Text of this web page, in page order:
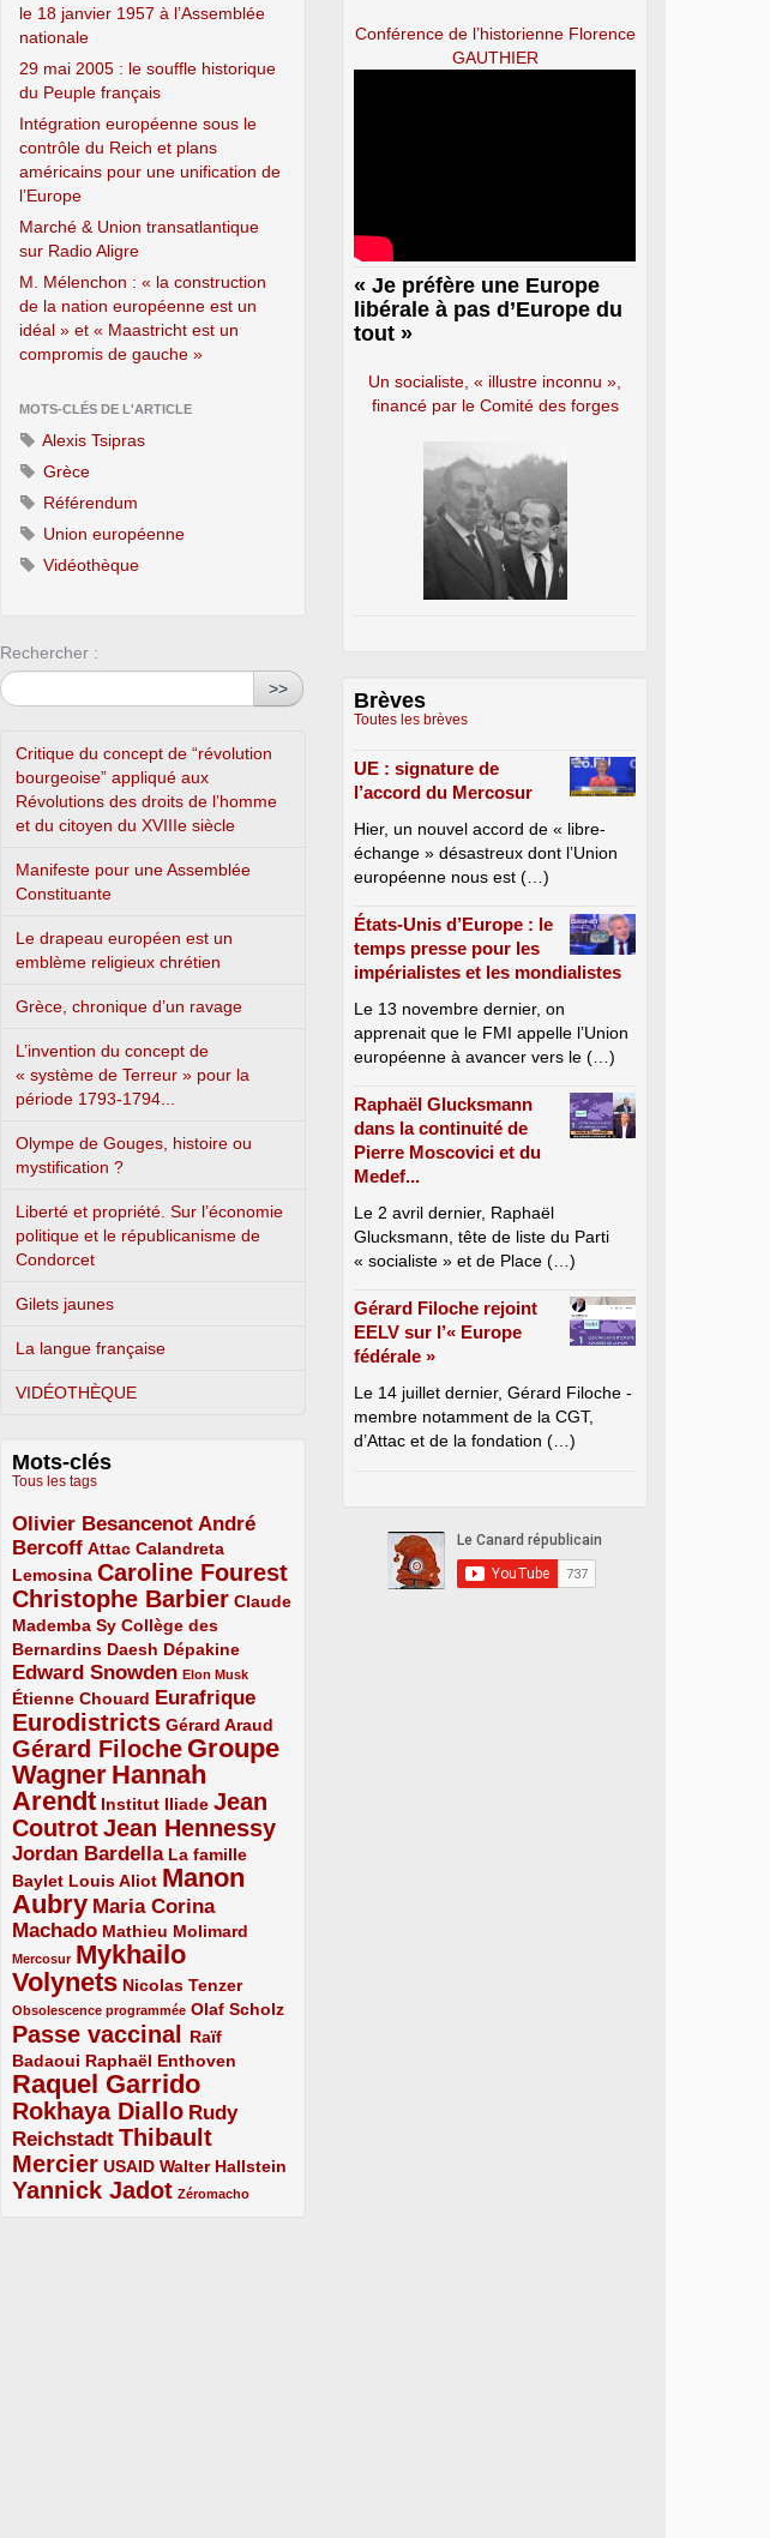
le 18 janvier 1957 à l’Assemblée
nationale
29 mai 2005 : le souffle historique
du Peuple français
Intégration européenne sous le
contrôle du Reich et plans
américains pour une unification de
l’Europe
Marché & Union transatlantique
sur Radio Aligre
M. Mélenchon : « la construction
de la nation européenne est un
idéal » et « Maastricht est un
compromis de gauche »
MOTS-CLÉS DE L'ARTICLE
Alexis Tsipras
Grèce
Référendum
Union européenne
Vidéothèque
Rechercher :
>>
Critique du concept de “révolution
bourgeoise” appliqué aux
Révolutions des droits de l’homme
et du citoyen du XVIIIe siècle
Manifeste pour une Assemblée
Constituante
Le drapeau européen est un
emblème religieux chrétien
Grèce, chronique d’un ravage
L’invention du concept de
« système de Terreur » pour la
période 1793-1794...
Olympe de Gouges, histoire ou
mystification ?
Liberté et propriété. Sur l’économie
politique et le républicanisme de
Condorcet
Gilets jaunes
La langue française
VIDÉOTHÈQUE
Mots-clés
Tous les tags
Olivier Besancenot
3/5
André
Bercoff
3/5 Attac
2/5
Calandreta
Lemosina
2/5 Caroline Fourest
4/5
Christophe Barbier
4/5
Claude
Mademba Sy
2/5
Collège des
Bernardins
2/5 Daesh
2/5 Dépakine
2/5
Edward Snowden
3/5 Elon Musk
1/5
Étienne Chouard
2/5 Eurafrique
3/5
Eurodistricts
4/5 Gérard Araud
2/5
Gérard Filoche
4/5
Groupe
Wagner
5/5
Hannah
Arendt
5/5 Institut Iliade
2/5
Jean
Coutrot
4/5 Jean Hennessy
4/5
Jordan Bardella
3/5
La famille
Baylet
2/5 Louis Aliot
2/5
Manon
Aubry
5/5
Maria Corina
Machado
3/5 Mathieu Molimard
2/5
Mercosur
1/5
Mykhailo
Volynets
5/5 Nicolas Tenzer
2/5
Obsolescence programmée
1/5 Olaf Scholz
2/5
Passe vaccinal
4/5
Raïf
Badaoui
2/5 Raphaël Enthoven
2/5
Raquel Garrido
5/5
Rokhaya Diallo
4/5
Rudy
Reichstadt
3/5
Thibault
Mercier
4/5 USAID
2/5 Walter Hallstein
2/5
Yannick Jadot
4/5 Zéromacho
1/5
Conférence de l’historienne Florence
GAUTHIER
« Je préfère une Europe
libérale à pas d’Europe du
tout »
Un socialiste, « illustre inconnu »,
financé par le Comité des forges
Brèves
Toutes les brèves
UE : signature de
l’accord du Mercosur
Hier, un nouvel accord de « libre-
échange » désastreux dont l’Union
européenne nous est (…)
États-Unis d’Europe : le
temps presse pour les
impérialistes et les mondialistes
Le 13 novembre dernier, on
apprenait que le FMI appelle l’Union
européenne à avancer vers le (…)
Raphaël Glucksmann
dans la continuité de
Pierre Moscovici et du
Medef...
Le 2 avril dernier, Raphaël
Glucksmann, tête de liste du Parti
« socialiste » et de Place (…)
Gérard Filoche rejoint
EELV sur l’« Europe
fédérale »
Le 14 juillet dernier, Gérard Filoche -
membre notamment de la CGT,
d’Attac et de la fondation (…)